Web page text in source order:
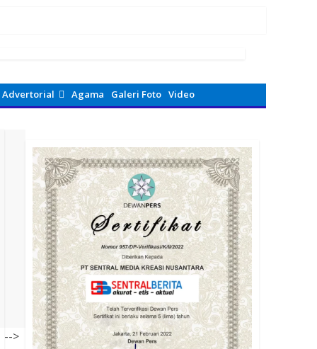
Advertorial Agama Galeri Foto Video
-->